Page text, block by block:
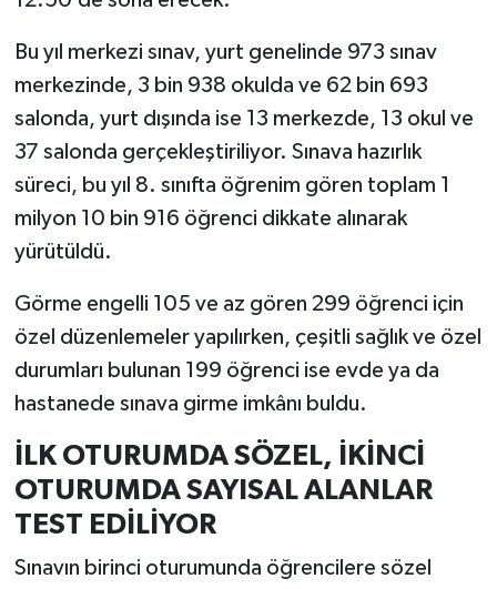
Bu yıl merkezi sınav, yurt genelinde 973 sınav
merkezinde, 3 bin 938 okulda ve 62 bin 693
salonda, yurt dışında ise 13 merkezde, 13 okul ve
37 salonda gerçekleştiriliyor. Sınava hazırlık
süreci, bu yıl 8. sınıfta öğrenim gören toplam 1
milyon 10 bin 916 öğrenci dikkate alınarak
yürütüldü.
Görme engelli 105 ve az gören 299 öğrenci için
özel düzenlemeler yapılırken, çeşitli sağlık ve özel
durumları bulunan 199 öğrenci ise evde ya da
hastanede sınava girme imkânı buldu.
İLK OTURUMDA SÖZEL, İKİNCİ
OTURUMDA SAYISAL ALANLAR
TEST EDİLİYOR
Sınavın birinci oturumunda öğrencilere sözel